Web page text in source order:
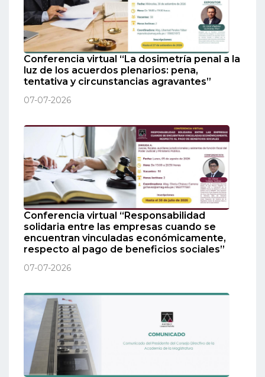
Conferencia virtual “La dosimetría penal a la
luz de los acuerdos plenarios: pena,
tentativa y circunstancias agravantes”
07-07-2026
Conferencia virtual “Responsabilidad
solidaria entre las empresas cuando se
encuentran vinculadas económicamente,
respecto al pago de beneficios sociales”
07-07-2026